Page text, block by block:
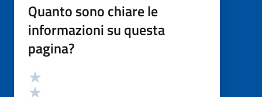
Quanto sono chiare le
informazioni su questa
pagina?
Valutazione